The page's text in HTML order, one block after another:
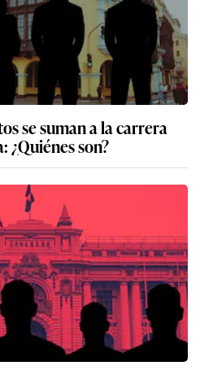
se suman a la carrera
¿Quiénes son?